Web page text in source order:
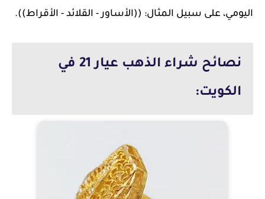
اليومي، على سبيل المثال: ((الأساور - القلائد - الأقراط)).
نصائح شراء الذهب عيار 21 في
الكويت: